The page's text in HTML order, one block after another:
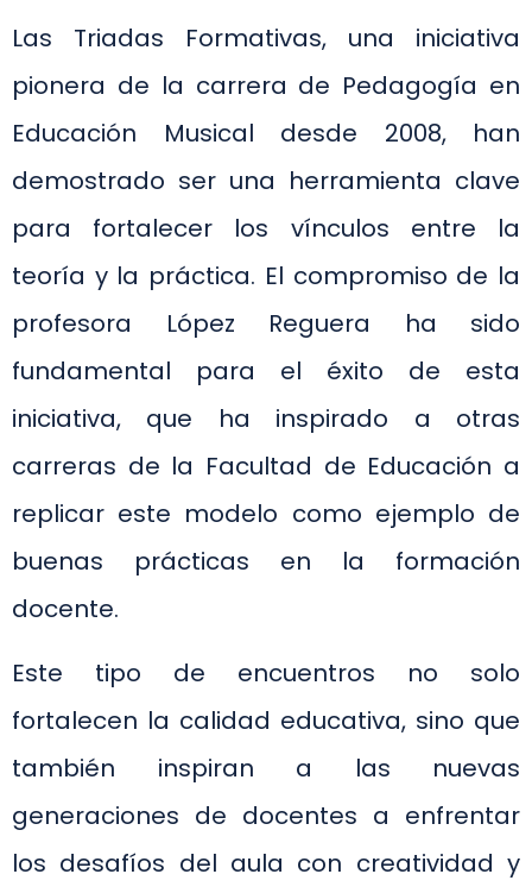
Las Triadas Formativas, una iniciativa
pionera de la carrera de Pedagogía en
Educación Musical desde 2008, han
demostrado ser una herramienta clave
para fortalecer los vínculos entre la
teoría y la práctica. El compromiso de la
profesora López Reguera ha sido
fundamental para el éxito de esta
iniciativa, que ha inspirado a otras
carreras de la Facultad de Educación a
replicar este modelo como ejemplo de
buenas prácticas en la formación
docente.
Este tipo de encuentros no solo
fortalecen la calidad educativa, sino que
también inspiran a las nuevas
generaciones de docentes a enfrentar
los desafíos del aula con creatividad y